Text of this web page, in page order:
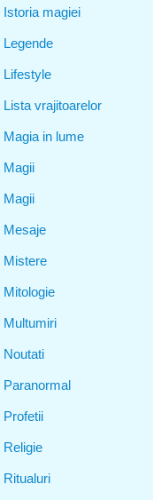
Istoria magiei
Legende
Lifestyle
Lista vrajitoarelor
Magia in lume
Magii
Magii
Mesaje
Mistere
Mitologie
Multumiri
Noutati
Paranormal
Profetii
Religie
Ritualuri